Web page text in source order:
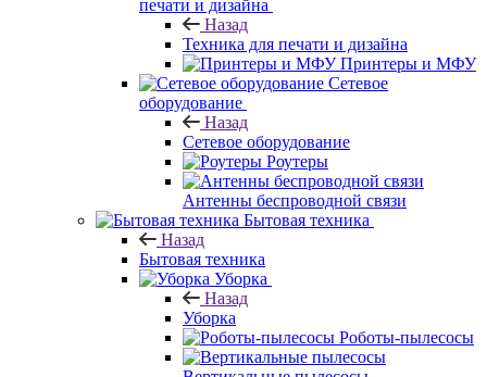
печати и дизайна
Назад
Техника для печати и дизайна
Принтеры и МФУ
Сетевое
оборудование
Назад
Сетевое оборудование
Роутеры
Антенны беспроводной связи
Бытовая техника
Назад
Бытовая техника
Уборка
Назад
Уборка
Роботы-пылесосы